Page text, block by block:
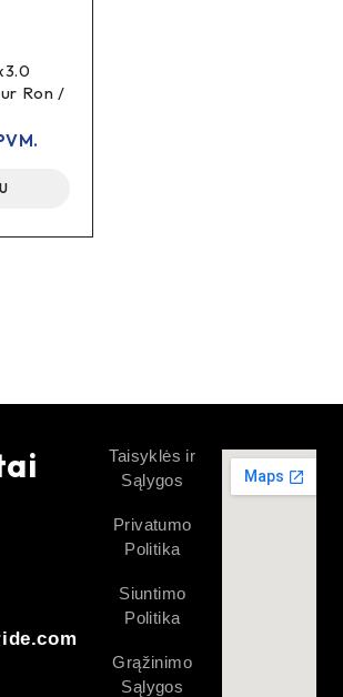
Ron /
Taisyklės ir
Sąlygos
Privatumo
Politika
Siuntimo
Politika
Grąžinimo
Sąlygos